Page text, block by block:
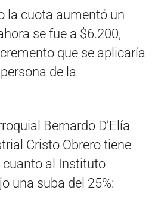
la cuota aumentó un
se fue a $6.200,
que se aplicaría
de la
Bernardo D’Elía
Cristo Obrero tiene
cuanto al Instituto
una suba del 25%: